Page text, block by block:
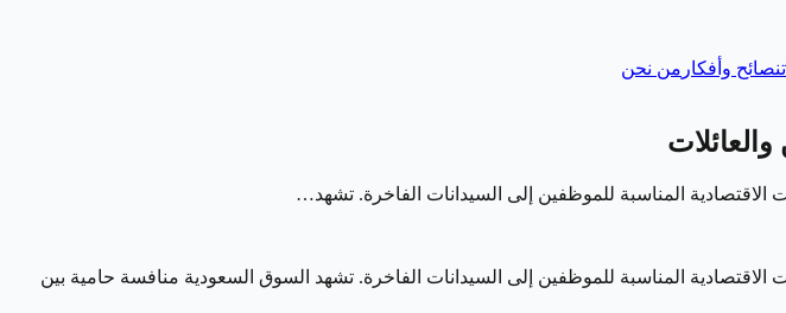
نصائح وأفكار من نحن
المناسبة للموظفين إلى السيدانات الفاخرة. تشهد السوق السعودية منافسة حامية بين